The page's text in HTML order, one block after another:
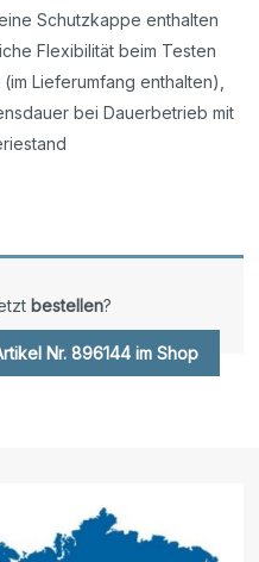
Schutzkappe enthalten
Flexibilität beim Testen
Lieferumfang enthalten),
bei Dauerbetrieb mit
bestellen?
Nr. 896144 im Shop